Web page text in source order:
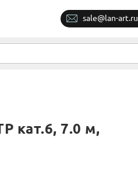
sale@lan-art.ru
кат.6, 7.0 м,